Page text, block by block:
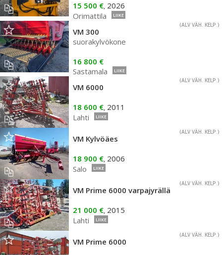
15 500 €, 2026
Orimattila
LIIKE
(ALV VÄH. KELP.)
VM 300
suorakylvökone
16 800 €
Sastamala
LIIKE
(ALV VÄH. KELP.)
VM 6000
18 600 €, 2011
Lahti
LIIKE
(ALV VÄH. KELP.)
VM Kylvöäes
18 900 €, 2006
Salo
LIIKE
(ALV VÄH. KELP.)
VM Prime 6000 varpajyrällä
21 000 €, 2015
Lahti
LIIKE
(ALV VÄH. KELP.)
VM Prime 6000